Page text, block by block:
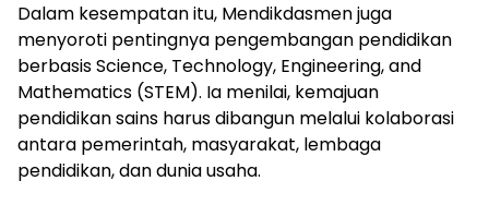
‎Dalam kesempatan itu, Mendikdasmen juga
menyoroti pentingnya pengembangan pendidikan
berbasis Science, Technology, Engineering, and
Mathematics (STEM). Ia menilai, kemajuan
pendidikan sains harus dibangun melalui kolaborasi
antara pemerintah, masyarakat, lembaga
pendidikan, dan dunia usaha.